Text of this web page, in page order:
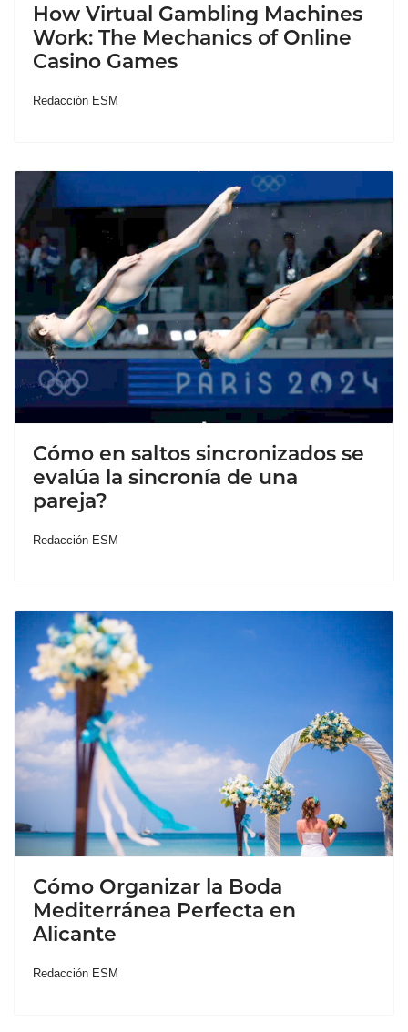
How Virtual Gambling Machines
Work: The Mechanics of Online
Casino Games
Redacción ESM
Cómo en saltos sincronizados se
evalúa la sincronía de una
pareja?
Redacción ESM
Cómo Organizar la Boda
Mediterránea Perfecta en
Alicante
Redacción ESM